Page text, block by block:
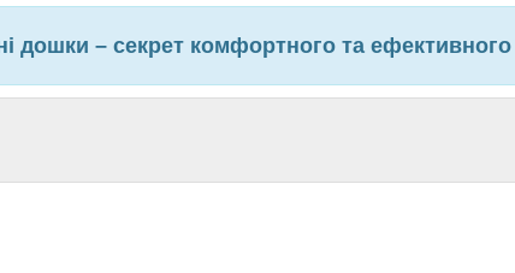
дошки – секрет комфортного та